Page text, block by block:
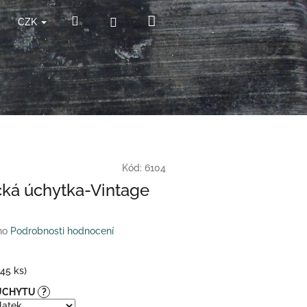
CZK HledatPřihlášeníNákupní
košík
Kód: 6104
úchytka-Vintage
Podrobnosti hodnocení
ks)
?